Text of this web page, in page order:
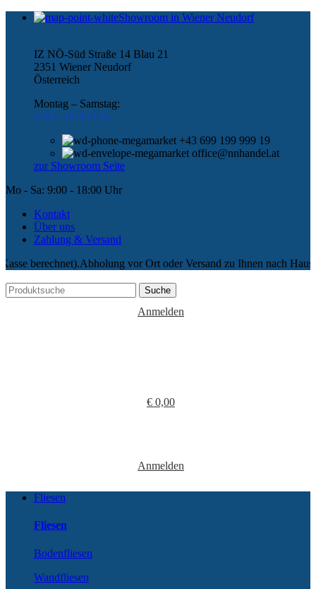
Showroom in Wiener Neudorf
IZ NÖ-Süd Straße 14 Blau 21
2351 Wiener Neudorf
Österreich
Montag – Samstag:
9:00 - 18:00 Uhr
+43 699 199 999 19
office@nnhandel.at
zur Showroom Seite
Mo - Sa: 9:00 - 18:00 Uhr
Kontakt
Über uns
Zahlung & Versand
vor Ort oder Versand zu Ihnen nach Hause (Versandkosten
Suche
Anmelden
€ 0,00
Anmelden
Fliesen
Fliesen
Bodenfliesen
Wandfliesen